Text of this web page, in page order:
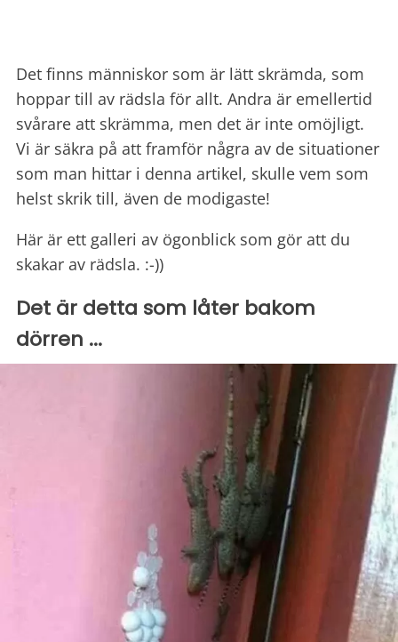
Det finns människor som är lätt skrämda, som
hoppar till av rädsla för allt. Andra är emellertid
svårare att skrämma, men det är inte omöjligt.
Vi är säkra på att framför några av de situationer
som man hittar i denna artikel, skulle vem som
helst skrik till, även de modigaste!
Här är ett galleri av ögonblick som gör att du
skakar av rädsla. :-))
Det är detta som låter bakom
dörren ...